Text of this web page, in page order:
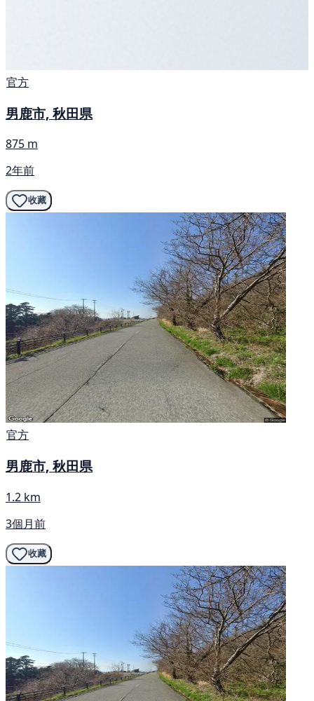
官方
男鹿市, 秋田県
875 m
2年前
收藏
官方
男鹿市, 秋田県
1.2 km
3個月前
收藏